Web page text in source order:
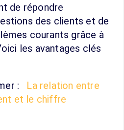
de répondre
des clients et de
courants grâce à
les avantages clés
:
La relation entre
et le chiffre